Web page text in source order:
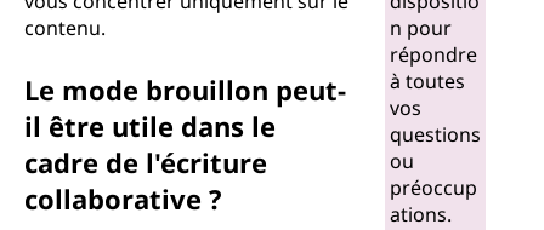
contenu.
Le mode brouillon peut-
il être utile dans le
cadre de l'écriture
collaborative ?
n pour
répondre
à toutes
vos
questions
ou
préoccup
ations.